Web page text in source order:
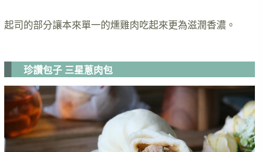
起司的部分讓本來單一的燻雞肉吃起來更為滋潤香濃。
珍讚包子 三星蔥肉包